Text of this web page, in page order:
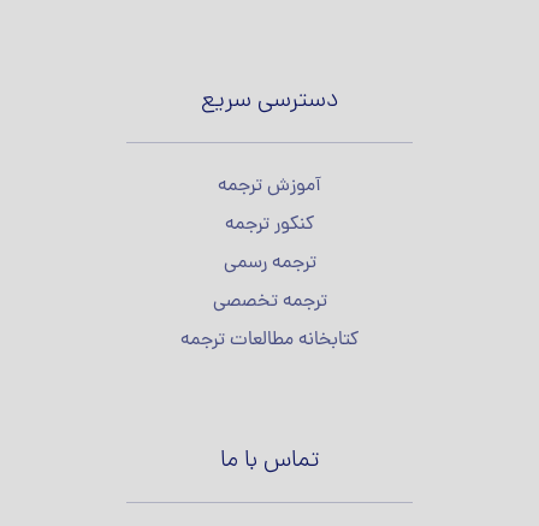
دسترسی سریع
آموزش ترجمه
کنکور ترجمه
ترجمه رسمی
ترجمه تخصصی
کتابخانه مطالعات ترجمه
تماس با ما